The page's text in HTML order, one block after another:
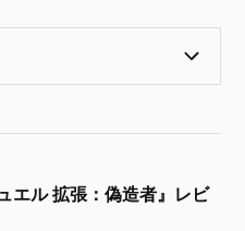
エル 拡張：偽造者』レビ